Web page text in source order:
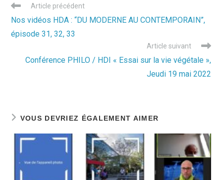
Read
articles
Article précédent
Nos vidéos HDA : “DU MODERNE AU CONTEMPORAIN”,
épisode 31, 32, 33
Article suivant
Conférence PHILO / HDI « Essai sur la vie végétale »,
Jeudi 19 mai 2022
VOUS DEVRIEZ ÉGALEMENT AIMER